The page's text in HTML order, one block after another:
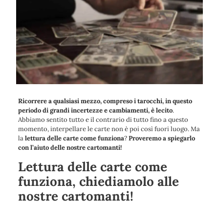
Ricorrere a qualsiasi mezzo, compreso i tarocchi, in questo
periodo di grandi incertezze e cambiamenti, è lecito.
Abbiamo sentito tutto e il contrario di tutto fino a questo
momento, interpellare le carte non è poi così fuori luogo. Ma
lalettura delle carte come funziona?Proveremo a spiegarlo
con l’aiuto delle nostre cartomanti!
Lettura delle carte come
funziona, chiediamolo alle
nostre cartomanti!